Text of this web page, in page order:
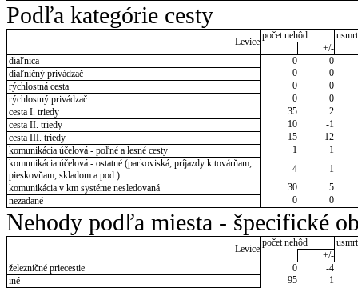
Podľa kategórie cesty
Levice
počet nehôd
+/-
diaľnica
0
0
diaľničný privádzač
0
0
rýchlostná cesta
0
0
rýchlostný privádzač
0
0
cesta I. triedy
35
2
cesta II. triedy
10
-1
cesta III. triedy
15
-12
komunikácia účelová - poľné a lesné cesty
1
1
komunikácia účelová - ostatné (parkoviská, príjazdy k továrňam,
pieskovňam, skladom a pod.)
4
1
komunikácia v km systéme nesledovaná
30
5
nezadané
0 0
Nehody podľa miesta - špecifické
Levice
počet nehôd
+/-
železničné priecestie
0
-4
iné
95
1